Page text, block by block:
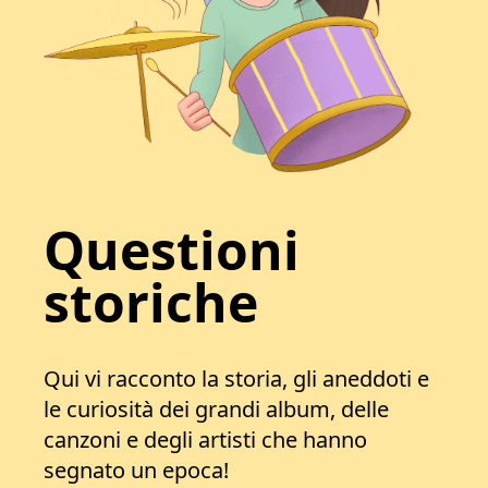
Questioni
storiche
Qui vi racconto la storia, gli aneddoti e
le curiosità dei grandi album, delle
canzoni e degli artisti che hanno
segnato un epoca!